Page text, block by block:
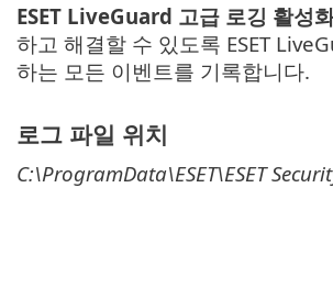
ESET LiveGuard 고급 로깅 활성
하고 해결할 수 있도록 ESET
하는 모든 이벤트를 기록합니다.
로그 파일 위치
C:\ProgramData\ESET\ESET